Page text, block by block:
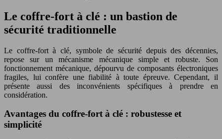
Le coffre-fort à clé : un bastion de
sécurité traditionnelle
Le coffre-fort à clé, symbole de sécurité depuis des décennies,
repose sur un mécanisme mécanique simple et robuste. Son
fonctionnement mécanique, dépourvu de composants électroniques
fragiles, lui confère une fiabilité à toute épreuve. Cependant, il
présente aussi des inconvénients spécifiques à prendre en
considération.
Avantages du coffre-fort à clé : robustesse et
simplicité